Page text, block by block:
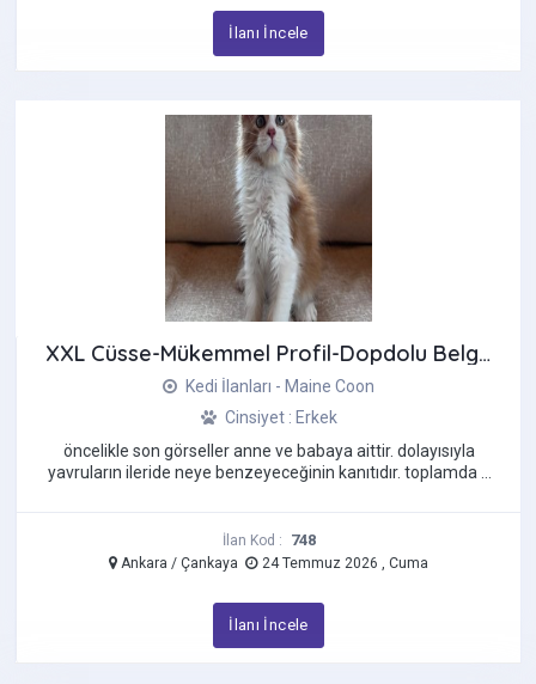
İlanı İncele
XXL Cüsse-Mükemmel Profil-Dopdolu Belge - Maine Coon
Kedi İlanları - Maine Coon
Cinsiyet : Erkek
öncelikle son görseller anne ve babaya aittir. dolayısıyla
yavruların ileride neye benzeyeceğinin kanıtıdır. toplamda 5
İlan Kod : 748
Ankara / Çankaya 24 Temmuz 2026 , Cuma
İlanı İncele